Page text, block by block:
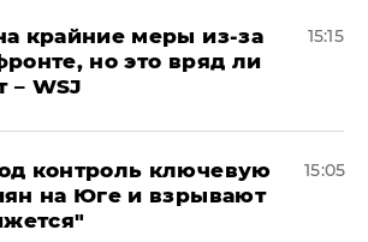
крайние меры из-за
но это вряд ли
– WSJ
15:15
контроль ключевую
на Юге и взрывают
15:05